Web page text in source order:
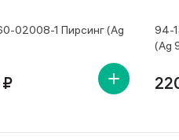
02008-1 Пирсинг (Ag
₽
94-
(Ag